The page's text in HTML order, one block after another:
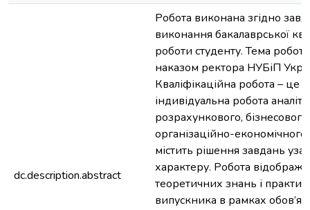
dc.description.abstract
Робота виконана згідно
виконання бакалаврської
роботи студенту. Тема
наказом ректора НУБіП
Кваліфікаційна робота – це
індивідуальна робота
розрахункового,
організаційно-
містить рішення завдань
характеру. Робота
теоретичних знань і
випускника в рамках